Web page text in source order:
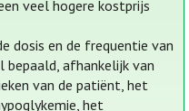
veel hogere kostprijs
dosis en de frequentie van
bepaald, afhankelijk van
van de patiënt, het
het